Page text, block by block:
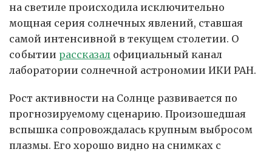
на светиле происходила исключительно
мощная серия солнечных явлений, ставшая
самой интенсивной в текущем столетии. О
событии рассказал официальный канал
лаборатории солнечной астрономии ИКИ РАН.
Рост активности на Солнце развивается по
прогнозируемому сценарию. Произошедшая
вспышка сопровождалась крупным выбросом
плазмы. Его хорошо видно на снимках с